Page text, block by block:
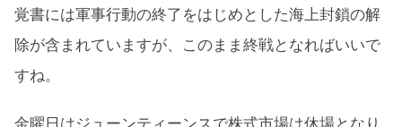
覚書には軍事行動の終了をはじめとした海上封鎖の解
除が含まれていますが、このまま終戦となればいいで
すね。
金曜日はジューンティーンスで株式市場は休場となり